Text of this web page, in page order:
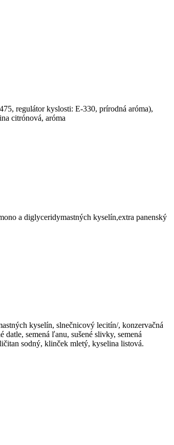
regulátor kyslosti: E-330, prírodná aróma),
citrónová, aróma
a diglyceridymastných kyselín,extra panenský
kyselín, slnečnicový lecitín/, konzervačná
semená ľanu, sušené slivky, semená
sodný, klinček mletý, kyselina listová.